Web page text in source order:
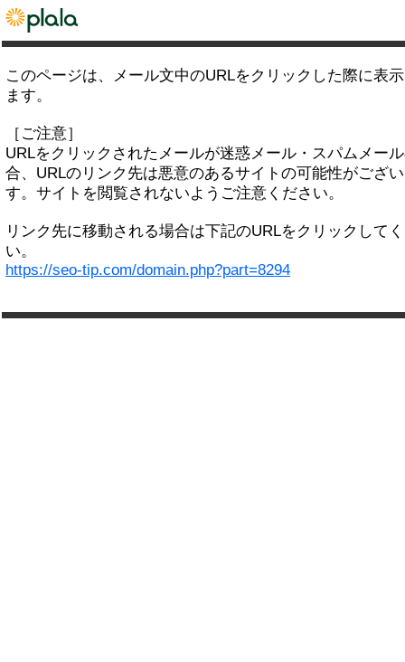
このページは、メール文中のURLをクリックした際に表
ます。
［ご注意］
URLをクリックされたメールが迷惑メール・スパムメー
合、URLのリンク先は悪意のあるサイトの可能性がござ
す。サイトを閲覧されないようご注意ください。
リンク先に移動される場合は下記のURLをクリックして
い。
https://seo-tip.com/domain.php?part=8294